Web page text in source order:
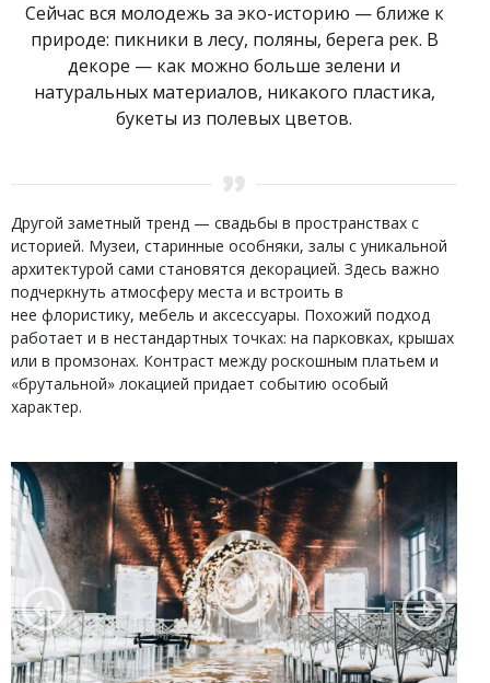
Сейчас вся молодежь за эко-историю — ближе к
природе: пикники в лесу, поляны, берега рек. В
декоре — как можно больше зелени и
натуральных материалов, никакого пластика,
букеты из полевых цветов.
Другой заметный тренд — свадьбы в пространствах с
историей. Музеи, старинные особняки, залы с уникальной
архитектурой сами становятся декорацией. Здесь важно
подчеркнуть атмосферу места и встроить в
нее флористику, мебель и аксессуары. Похожий подход
работает и в нестандартных точках: на парковках, крышах
или в промзонах. Контраст между роскошным платьем и
«брутальной» локацией придает событию особый
характер.